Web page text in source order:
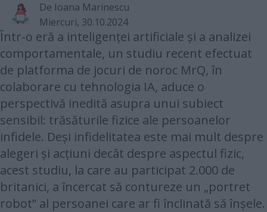
De Ioana Marinescu
Miercuri, 30.10.2024
Într-o eră a inteligenței artificiale și a analizei
comportamentale, un studiu recent efectuat
de platforma de jocuri de noroc MrQ, în
colaborare cu tehnologia IA, aduce o
perspectivă inedită asupra unui subiect
sensibil: trăsăturile fizice ale persoanelor
infidele. Deși infidelitatea este mai mult despre
alegeri și acțiuni decât despre aspectul fizic,
acest studiu, la care au participat 2.000 de
britanici, a încercat să contureze un „portret
robot” al persoanei care ar fi înclinată să înșele.